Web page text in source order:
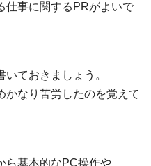
仕事に関するPRがよいで
ておきましょう。
かなり苦労したのを覚えて
ら基本的なPC操作や